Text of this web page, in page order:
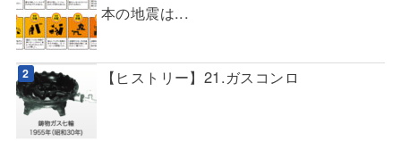
本の地震は...
【ヒストリー】21.ガスコンロ